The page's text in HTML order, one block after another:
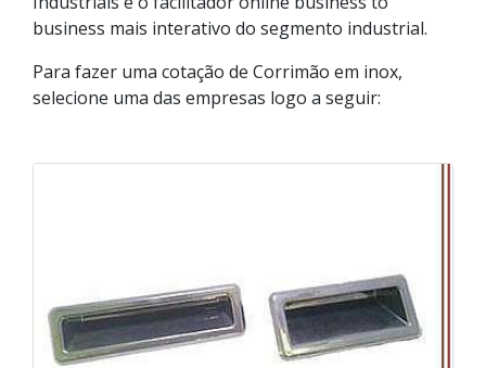
business mais interativo do segmento industrial.
Para fazer uma cotação de Corrimão em inox,
selecione uma das empresas logo a seguir: